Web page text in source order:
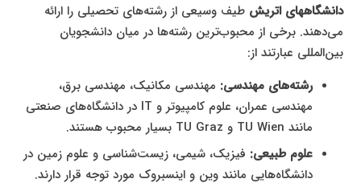
دانشگاههای اتریش طیف وسیعی از رشته‌های تحصیلی را ارائه
می‌دهند. برخی از محبوب‌ترین رشته‌ها در میان دانشجویان
بین‌المللی عبارتند از:
رشته‌های مهندسی: مهندسی مکانیک، مهندسی برق،
مهندسی عمران، علوم کامپیوتر و IT در دانشگاه‌های صنعتی
مانند TU Wien و TU Graz بسیار محبوب هستند.
علوم طبیعی: فیزیک، شیمی، زیست‌شناسی و علوم زمین در
دانشگاه‌هایی مانند وین و اینسبروک مورد توجه قرار دارند.